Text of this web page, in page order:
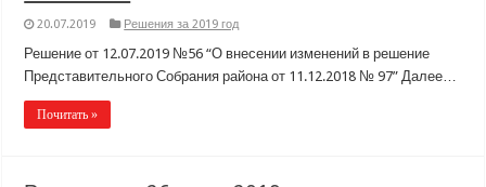
20.07.2019 Решения за 2019 год
Решение от 12.07.2019 №56 “О внесении изменений в решение
Представительного Собрания района от 11.12.2018 № 97” Далее…
Почитать »